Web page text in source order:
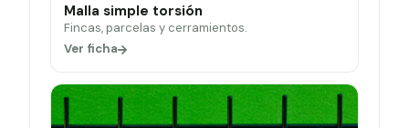
Malla simple torsión
Fincas, parcelas y cerramientos.
Ver ficha